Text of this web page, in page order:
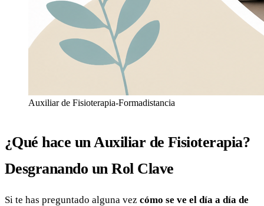
Auxiliar de Fisioterapia-Formadistancia
¿Qué hace un Auxiliar de Fisioterapia?
Desgranando un Rol Clave
Si te has preguntado alguna vez cómo se ve el día a día de